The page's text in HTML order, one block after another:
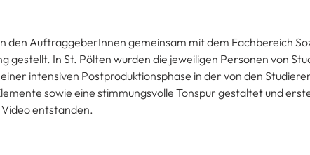
den AuftraggeberInnen gemeinsam mit dem Fachbereich
gestellt. In St. Pölten wurden die jeweiligen Personen von
intensiven Postproduktionsphase in der von den
sowie eine stimmungsvolle Tonspur gestaltet und
entstanden.